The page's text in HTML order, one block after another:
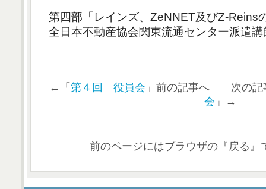
第四部「レインズ、ZeNNET及びZ-Reins
全日本不動産協会関東流通センター派遣講
←「 第４回 役員会 」前の記事へ 次の記
会 」→
前のページにはブラウザの『戻る』